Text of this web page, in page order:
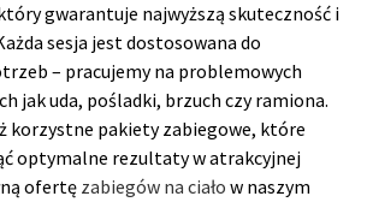
gwarantuje najwyższą skuteczność i
sesja jest dostosowana do
– pracujemy na problemowych
jak uda, pośladki, brzuch czy ramiona.
korzystne pakiety zabiegowe, które
optymalne rezultaty w atrakcyjnej
ofertę zabiegów na ciało w naszym